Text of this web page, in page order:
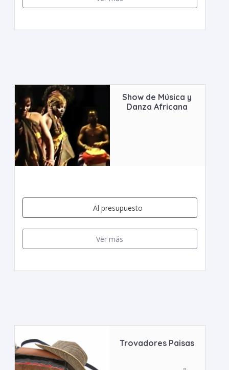
Show de Música y
Danza Africana
Al presupuesto
Ver más
Trovadores Paisas